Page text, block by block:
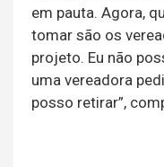
em pauta. Agora,
tomar são os
projeto. Eu não
uma vereadora
posso retirar”,